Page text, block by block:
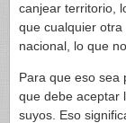
canjear territorio,
que cualquier
nacional, lo que
Para que eso sea
que debe aceptar
suyos. Eso